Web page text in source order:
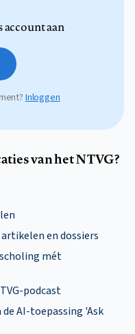
account aan
Inloggen
van het NTVG?
en dossiers
mét
podcast
AI-toepassing 'Ask